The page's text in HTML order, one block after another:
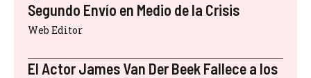
Segundo Envío en Medio de la Crisis
Web Editor
El Actor James Van Der Beek Fallece a los